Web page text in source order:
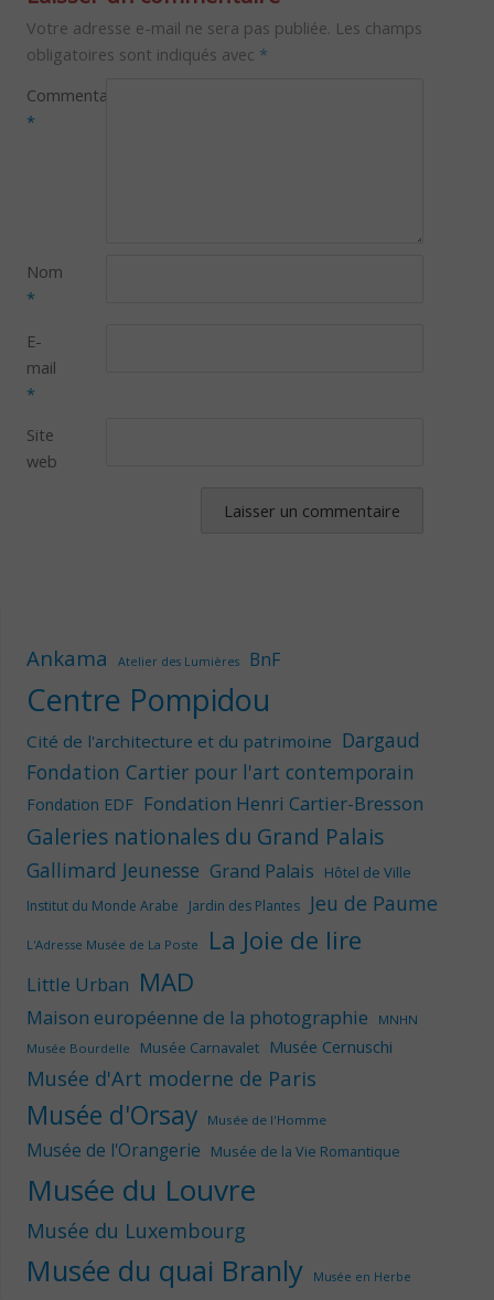
Votre adresse e-mail ne sera pas publiée. Les champs
obligatoires sont indiqués avec *
Commentaire
*
Nom
*
E-
mail
*
Site
web
Ankama Atelier des Lumières BnF
Centre Pompidou
Cité de l'architecture et du patrimoine Dargaud
Fondation Cartier pour l'art contemporain
Fondation EDF Fondation Henri Cartier-Bresson
Galeries nationales du Grand Palais
Gallimard Jeunesse Grand Palais Hôtel de Ville
Institut du Monde Arabe Jardin des Plantes Jeu de Paume
L'Adresse Musée de La Poste La Joie de lire
Little Urban MAD
Maison européenne de la photographie
MNHN
Musée Bourdelle
Musée Carnavalet Musée Cernuschi
Musée d'Art moderne de Paris
Musée d'Orsay Musée de l'Homme
Musée de l'Orangerie Musée de la Vie Romantique
Musée du Louvre
Musée du Luxembourg
Musée du quai Branly Musée en Herbe